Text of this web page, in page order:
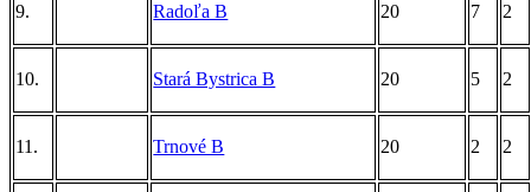
9. Radoľa B 20 7 2
10. Stará Bystrica B 20 5 2
11. Trnové B 20 2 2